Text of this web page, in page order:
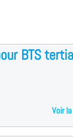
BTS
Voir